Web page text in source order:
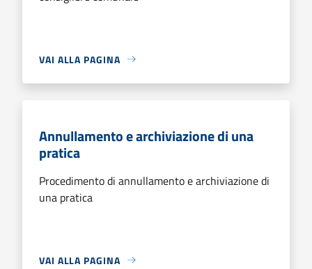
VAI ALLA PAGINA
Annullamento e archiviazione di una
pratica
Procedimento di annullamento e archiviazione di
una pratica
VAI ALLA PAGINA